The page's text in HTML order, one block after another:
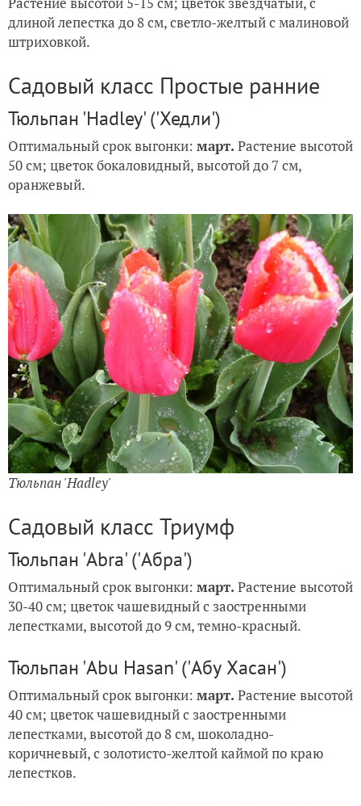
длиной лепестка до 8 см, светло-желтый с малиновой
штриховкой.
Садовый класс Простые ранние
Тюльпан 'Hadley' ('Хедли')
Оптимальный срок выгонки: март. Растение высотой
50 см; цветок бокаловидный, высотой до 7 см,
оранжевый.
Тюльпан 'Hadley'
Садовый класс Триумф
Тюльпан 'Abra' ('Абра')
Оптимальный срок выгонки: март. Растение высотой
30-40 см; цветок чашевидный с заостренными
лепестками, высотой до 9 см, темно-красный.
Тюльпан 'Abu Hasan' ('Абу Хасан')
Оптимальный срок выгонки: март. Растение высотой
40 см; цветок чашевидный с заостренными
лепестками, высотой до 8 см, шоколадно-
коричневый, с золотисто-желтой каймой по краю
лепестков.